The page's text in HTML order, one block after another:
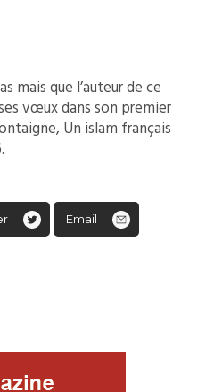
mais que l’auteur de ce
vœux dans son premier
Un islam français
Email